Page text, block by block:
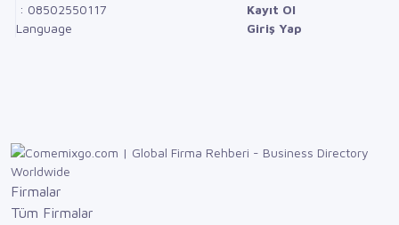
: 08502550117
Language
Kayıt Ol
Giriş Yap
Firmalar
Tüm Firmalar